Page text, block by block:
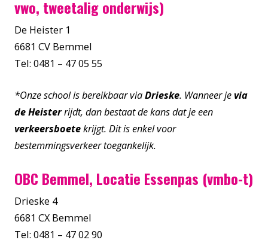
vwo, tweetalig onderwijs)
De Heister 1
6681 CV Bemmel
Tel: 0481 – 47 05 55
*Onze school is bereikbaar viaDrieske. Wanneer jevia
de Heisterrijdt, dan bestaat de kans dat je een
verkeersboetekrijgt. Dit is enkel voor
bestemmingsverkeer toegankelijk.
OBC Bemmel, Locatie Essenpas (vmbo-t)
Drieske 4
6681 CX Bemmel
Tel: 0481 – 47 02 90